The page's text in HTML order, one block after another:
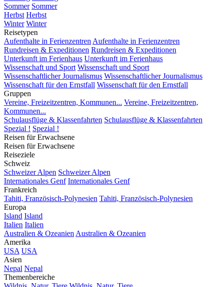
Sommer Sommer
Herbst Herbst
Winter Winter
Reisetypen
Aufenthalte in Ferienzentren Aufenthalte in Ferienzentren
Rundreisen & Expeditionen Rundreisen & Expeditionen
Unterkunft im Ferienhaus Unterkunft im Ferienhaus
Wissenschaft und Sport Wissenschaft und Sport
Wissenschaftlicher Journalismus Wissenschaftlicher Journalismus
Wissenschaft für den Ernstfall Wissenschaft für den Ernstfall
Gruppen
Vereine, Freizeitzentren, Kommunen... Vereine, Freizeitzentren,
Kommunen...
Schulausflüge & Klassenfahrten Schulausflüge & Klassenfahrten
Spezial ! Spezial !
Reisen für Erwachsene
Reisen für Erwachsene
Reiseziele
Schweiz
Schweizer Alpen Schweizer Alpen
Internationales Genf Internationales Genf
Frankreich
Tahiti, Französisch-Polynesien Tahiti, Französisch-Polynesien
Europa
Island Island
Italien Italien
Australien & Ozeanien Australien & Ozeanien
Amerika
USA USA
Asien
Nepal Nepal
Themenbereiche